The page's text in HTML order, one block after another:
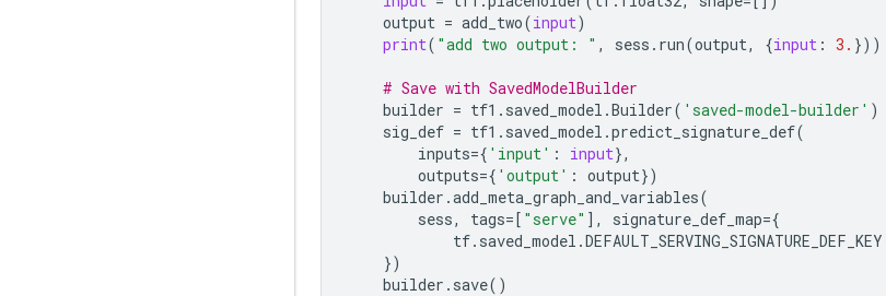
output = add_two(input)
print( "add two output: " , sess . run(output, {input : 3. }))
# Save with SavedModelBuilder
builder = tf1 . saved_model .Builder( 'saved-model-builder' )
sig_def = tf1 . saved_model .predict_signature_def(
inputs={ 'input' : input},
outputs={ 'output' : output})
builder .add_meta_graph_and_variables(
sess, tags=[ "serve" ], signature_def_map={
tf. saved_model .DEFAULT_SERVING_SIGNATURE_DEF_KEY
})
builder . save()